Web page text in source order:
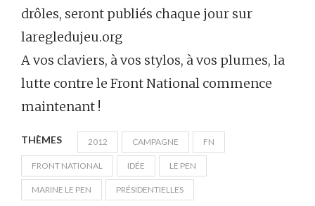
drôles, seront publiés chaque jour sur
laregledujeu.org
A vos claviers, à vos stylos, à vos plumes, la
lutte contre le Front National commence
maintenant !
THÈMES 2012 CAMPAGNE FN
FRONT NATIONAL IDÉE LE PEN
MARINE LE PEN PRÉSIDENTIELLES